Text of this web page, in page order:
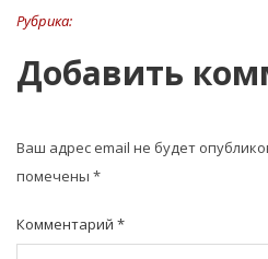
Рубрика:
Добавить
Ваш адрес email не будет
помечены *
Комментарий *